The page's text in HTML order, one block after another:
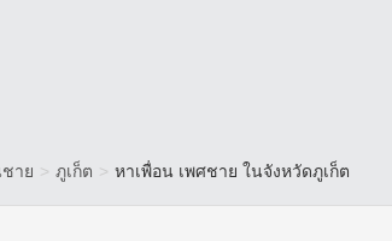
าย > ภูเก็ต > หาเพื่อน เพศชาย ในจังหวัดภูเก็ต